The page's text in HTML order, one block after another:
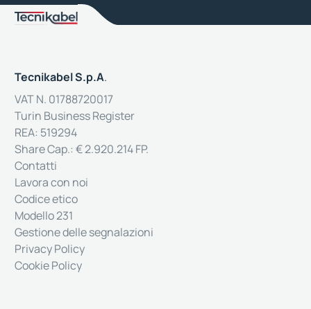
Tecnikabel S.p.A.
VAT N. 01788720017
Turin Business Register
REA: 519294
Share Cap.: € 2.920.214 FP.
Contatti
Lavora con noi
Codice etico
Modello 231
Gestione delle segnalazioni
Privacy Policy
Cookie Policy